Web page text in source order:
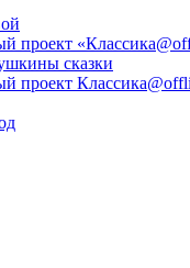
проект
сказки
проект